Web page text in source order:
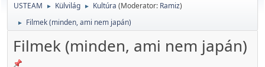
USTEAM ► Külvilág ► Kultúra (Moderator: Ramiz)
► Filmek (minden, ami nem japán)
Filmek (minden, ami nem japán)